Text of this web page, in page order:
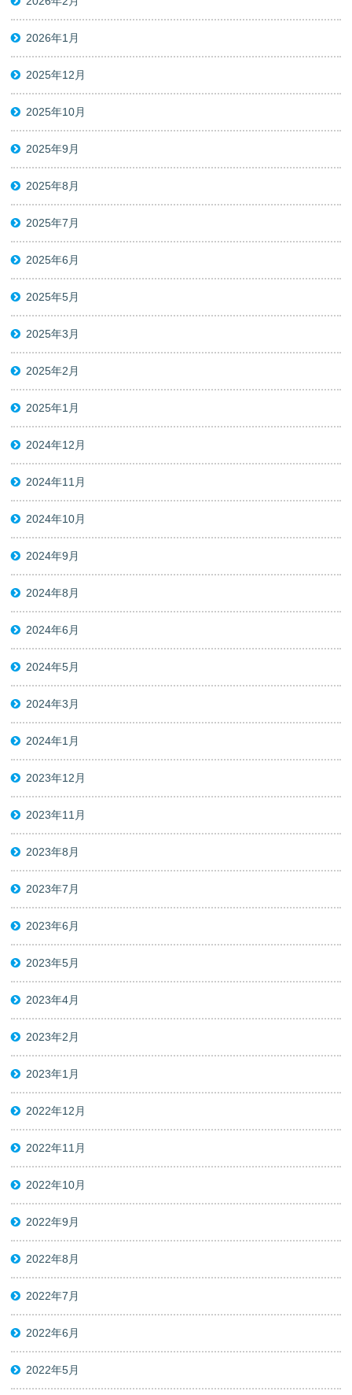
2026年1月
2025年12月
2025年10月
2025年9月
2025年8月
2025年7月
2025年6月
2025年5月
2025年3月
2025年2月
2025年1月
2024年12月
2024年11月
2024年10月
2024年9月
2024年8月
2024年6月
2024年5月
2024年3月
2024年1月
2023年12月
2023年11月
2023年8月
2023年7月
2023年6月
2023年5月
2023年4月
2023年2月
2023年1月
2022年12月
2022年11月
2022年10月
2022年9月
2022年8月
2022年7月
2022年6月
2022年5月